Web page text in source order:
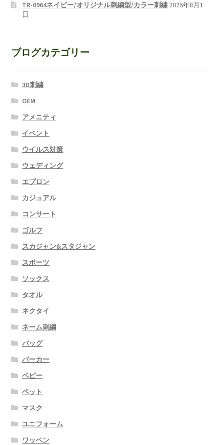
TR-0964ネイビー/オリジナル刺繍型/カラー刺繍 2026年8月1
日
ブログカテゴリー
3D刺繍
OEM
アメニティ
イベント
ウイルス対策
ウェディング
エプロン
カジュアル
コンサート
ゴルフ
スカジャン&スタジャン
スポーツ
ソックス
タオル
ネクタイ
ネーム刺繍
バッグ
パーカー
ベビー
ペット
マスク
ユニフォーム
ワッペン